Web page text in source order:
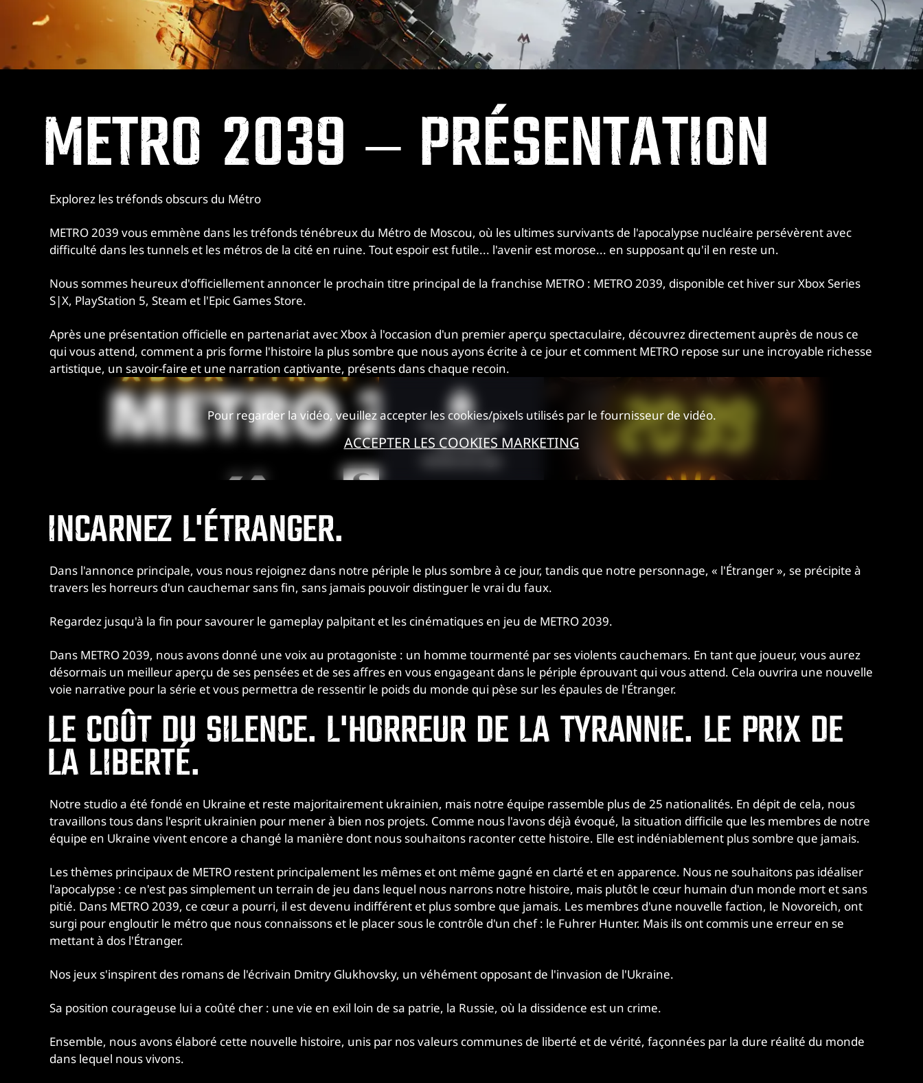
METRO 2039 – PRÉSENTATION
Explorez les tréfonds obscurs du Métro
METRO 2039 vous emmène dans les tréfonds ténébreux du Métro de Moscou, où les ultimes survivants de l'apocalypse nucléaire persévèrent avec
difficulté dans les tunnels et les métros de la cité en ruine. Tout espoir est futile... l'avenir est morose... en supposant qu'il en reste un.
Nous sommes heureux d'officiellement annoncer le prochain titre principal de la franchise METRO : METRO 2039, disponible cet hiver sur Xbox Series
S|X, PlayStation 5, Steam et l'Epic Games Store.
Après une présentation officielle en partenariat avec Xbox à l'occasion d'un premier aperçu spectaculaire, découvrez directement auprès de nous ce
qui vous attend, comment a pris forme l'histoire la plus sombre que nous ayons écrite à ce jour et comment METRO repose sur une incroyable richesse
artistique, un savoir-faire et une narration captivante, présents dans chaque recoin.
Pour regarder la vidéo, veuillez accepter les cookies/pixels utilisés par le fournisseur de vidéo.
ACCEPTER LES COOKIES MARKETING
Ce contenu est
verrouillé
INCARNEZ L'ÉTRANGER.
Dans l'annonce principale, vous nous rejoignez dans notre périple le plus sombre à ce jour, tandis que notre personnage, « l'Étranger », se précipite à
travers les horreurs d'un cauchemar sans fin, sans jamais pouvoir distinguer le vrai du faux.
Regardez jusqu'à la fin pour savourer le gameplay palpitant et les cinématiques en jeu de METRO 2039.
Dans METRO 2039, nous avons donné une voix au protagoniste : un homme tourmenté par ses violents cauchemars. En tant que joueur, vous aurez
désormais un meilleur aperçu de ses pensées et de ses affres en vous engageant dans le périple éprouvant qui vous attend. Cela ouvrira une nouvelle
voie narrative pour la série et vous permettra de ressentir le poids du monde qui pèse sur les épaules de l'Étranger.
LE COÛT DU SILENCE. L'HORREUR DE LA TYRANNIE. LE PRIX DE
LA LIBERTÉ.
Notre studio a été fondé en Ukraine et reste majoritairement ukrainien, mais notre équipe rassemble plus de 25 nationalités. En dépit de cela, nous
travaillons tous dans l'esprit ukrainien pour mener à bien nos projets. Comme nous l'avons déjà évoqué, la situation difficile que les membres de notre
équipe en Ukraine vivent encore a changé la manière dont nous souhaitons raconter cette histoire. Elle est indéniablement plus sombre que jamais.
Les thèmes principaux de METRO restent principalement les mêmes et ont même gagné en clarté et en apparence. Nous ne souhaitons pas idéaliser
l'apocalypse : ce n'est pas simplement un terrain de jeu dans lequel nous narrons notre histoire, mais plutôt le cœur humain d'un monde mort et sans
pitié. Dans METRO 2039, ce cœur a pourri, il est devenu indifférent et plus sombre que jamais. Les membres d'une nouvelle faction, le Novoreich, ont
surgi pour engloutir le métro que nous connaissons et le placer sous le contrôle d'un chef : le Fuhrer Hunter. Mais ils ont commis une erreur en se
mettant à dos l'Étranger.
Nos jeux s'inspirent des romans de l'écrivain Dmitry Glukhovsky, un véhément opposant de l'invasion de l'Ukraine.
Sa position courageuse lui a coûté cher : une vie en exil loin de sa patrie, la Russie, où la dissidence est un crime.
Ensemble, nous avons élaboré cette nouvelle histoire, unis par nos valeurs communes de liberté et de vérité, façonnées par la dure réalité du monde
dans lequel nous vivons.